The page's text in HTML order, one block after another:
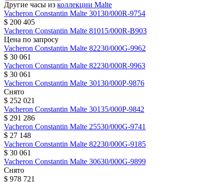
Другие часы из коллекции Malte
Vacheron Constantin Malte 30130/000R-9754
$ 200 405
Vacheron Constantin Malte 81015/000R-B903
Цена по запросу
Vacheron Constantin Malte 82230/000G-9962
$ 30 061
Vacheron Constantin Malte 82230/000R-9963
$ 30 061
Vacheron Constantin Malte 30130/000P-9876
Снято
$ 252 021
Vacheron Constantin Malte 30135/000P-9842
$ 291 286
Vacheron Constantin Malte 25530/000G-9741
$ 27 148
Vacheron Constantin Malte 82230/000G-9185
$ 30 061
Vacheron Constantin Malte 30630/000G-9899
Снято
$ 978 721